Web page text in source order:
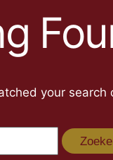
your